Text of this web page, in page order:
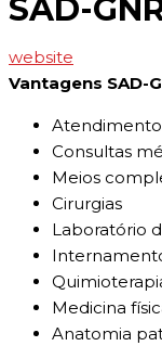
SAD-
website
Vantagens SAD-
Consultas
Meios
Cirurgias
Laboratório
Medicina
Anatomia